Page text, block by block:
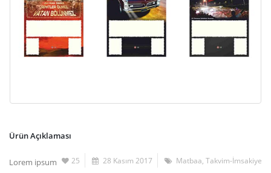
Ürün Açıklaması
25 28 Kasım 2017 Matbaa Takvim-İmsakiye
Lorem ipsum